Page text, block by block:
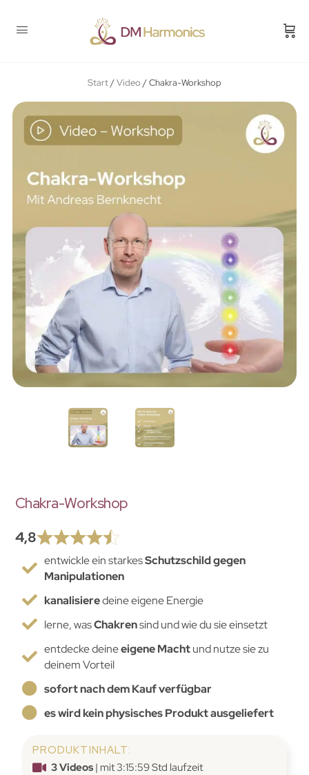
Start/Video / Chakra-Workshop
Chakra-Workshop
4,8
entwickle ein starkesSchutzschild gegen
Manipulationen
kanalisieredeine eigene Energie
lerne, wasChakrensind und wie du sie einsetzt
entdecke deineeigene Machtund nutze sie zu
deinem Vorteil
sofort nach dem Kauf verfügbar
es wird kein physisches Produkt ausgeliefert
PRODUKTINHALT:
3 Videos | mit 3:15:59 Std laufzeit